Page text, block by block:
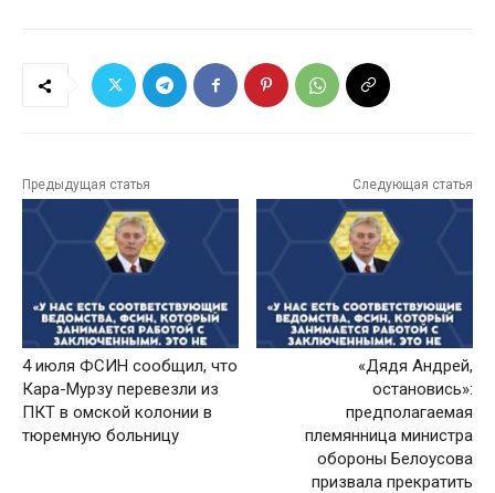
Предыдущая статья
4 июля ФСИН сообщил, что
Кара-Мурзу перевезли из
ПКТ в омской колонии в
тюремную больницу
Следующая статья
«Дядя Андрей,
остановись»:
предполагаемая
племянница министра
обороны Белоусова
призвала прекратить